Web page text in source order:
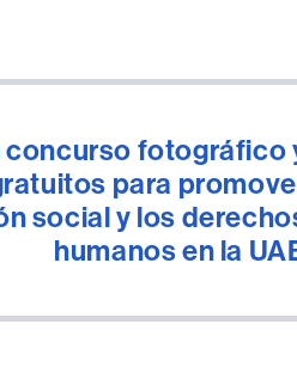
concurso fotográfico
para
social y los
humanos en la